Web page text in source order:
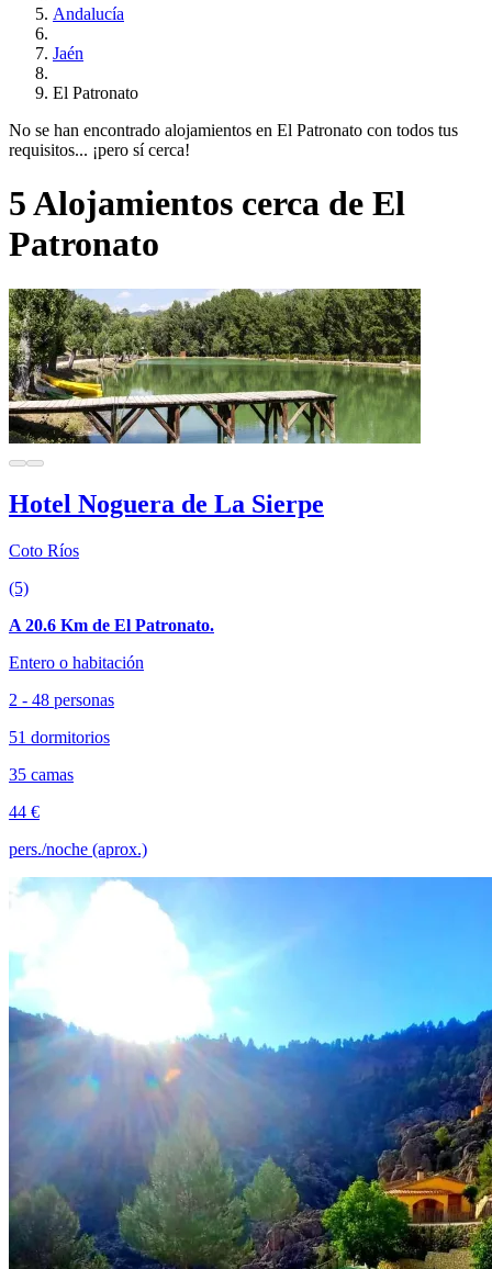
Andalucía
Jaén
El Patronato
No se han encontrado alojamientos en El Patronato con todos tus
requisitos... ¡pero sí cerca!
5 Alojamientos cerca de El
Patronato
Hotel Noguera de La Sierpe
Coto Ríos
(5)
A 20.6 Km de El Patronato.
Entero o habitación
2 - 48 personas
51 dormitorios
35 camas
44 €
pers./noche (aprox.)